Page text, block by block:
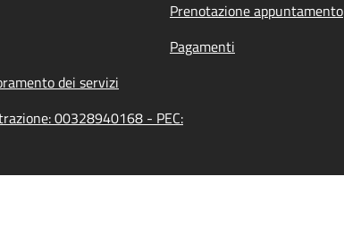
Prenotazione appuntamento
Pagamenti
dei servizi
00328940168 - PEC: